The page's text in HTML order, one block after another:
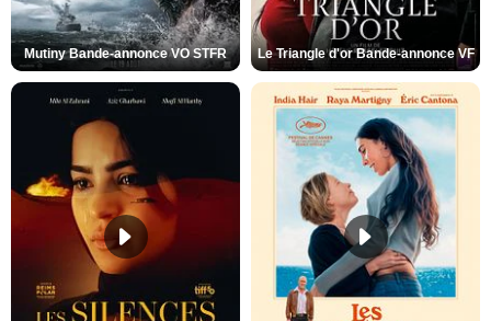
Mutiny Bande-annonce VO STFR Le Triangle d'or Bande-annonce VF